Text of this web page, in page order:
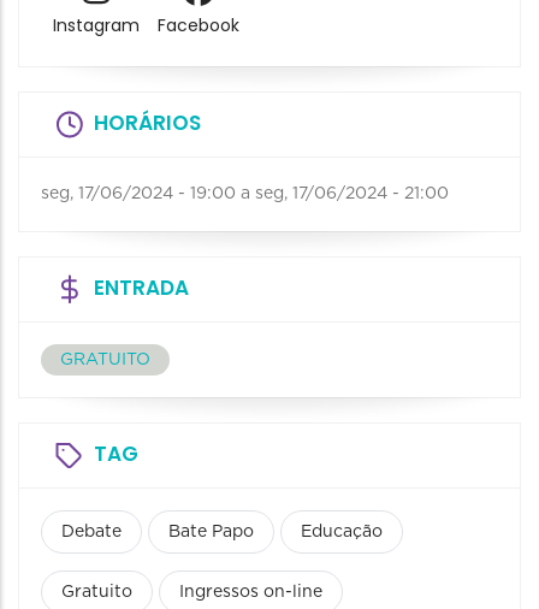
Instagram Facebook
HORÁRIOS
seg, 17/06/2024 - 19:00 a seg, 17/06/2024 - 21:00
ENTRADA
GRATUITO
TAG
Debate Bate Papo Educação
Gratuito Ingressos on-line